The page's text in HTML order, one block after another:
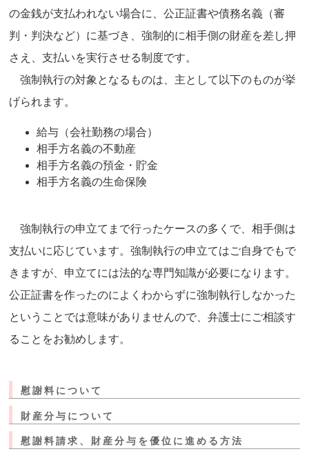
の金銭が支払われない場合に、公正証書や債務名義（審
判・判決など）に基づき、強制的に相手側の財産を差し押
さえ、支払いを実行させる制度です。
強制執行の対象となるものは、主として以下のものが挙
げられます。
給与（会社勤務の場合）
相手方名義の不動産
相手方名義の預金・貯金
相手方名義の生命保険
強制執行の申立てまで行ったケースの多くで、相手側は
支払いに応じています。強制執行の申立てはご自身でもで
きますが、申立てには法的な専門知識が必要になります。
公正証書を作ったのによくわからずに強制執行しなかった
ということでは意味がありませんので、弁護士にご相談す
ることをお勧めします。
慰謝料について
財産分与について
慰謝料請求、財産分与を優位に進める方法